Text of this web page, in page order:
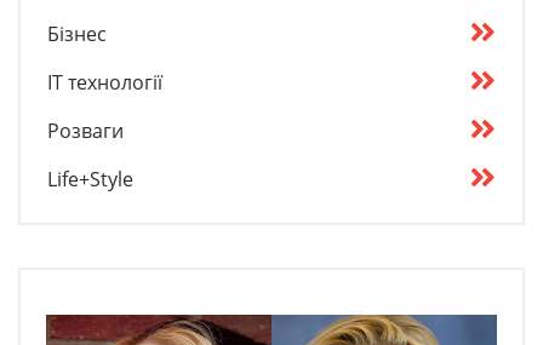
Бізнес
IT технології
Розваги
Life+Style